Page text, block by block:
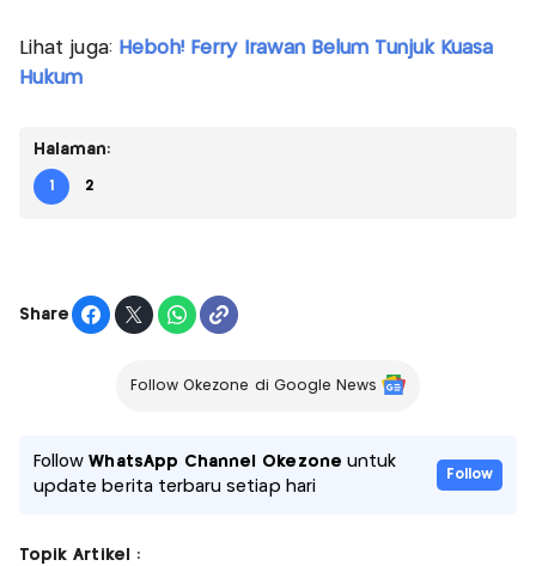
Lihat juga: Heboh! Ferry Irawan Belum Tunjuk Kuasa
Hukum
Halaman:
1 2
Share
Follow Okezone di Google News
FollowWhatsApp Channel Okezone untuk
update berita terbaru setiap hari
Follow
Topik Artikel :